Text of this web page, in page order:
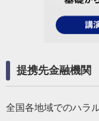
提携先金融機関
全国各地域でのハラ